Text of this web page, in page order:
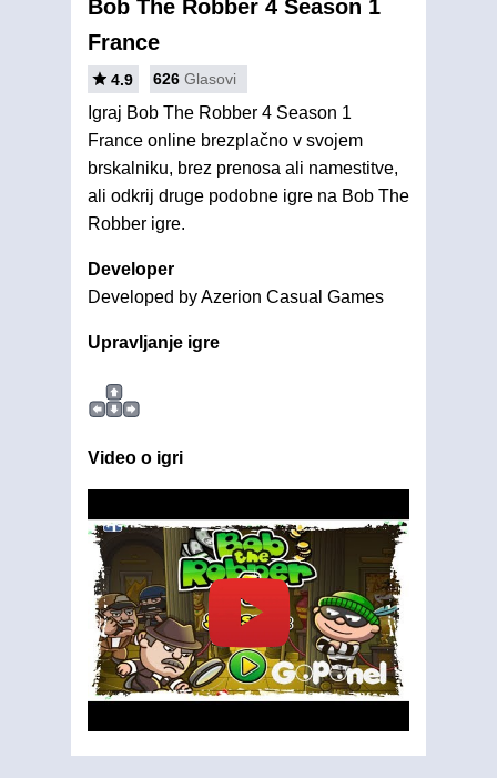
Bob The Robber 4 Season 1
France
4.9 626 Glasovi
Igraj Bob The Robber 4 Season 1
France online brezplačno v svojem
brskalniku, brez prenosa ali namestitve,
ali odkrij druge podobne igre na Bob The
Robber igre.
Developer
Developed by Azerion Casual Games
Upravljanje igre
Video o igri